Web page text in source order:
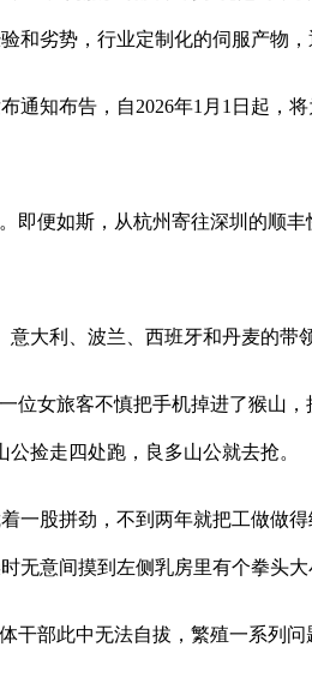
劣势，行业定制化的伺服产物
知布告，自2026年1月1日起，
便如斯，从杭州寄往深圳的顺丰
利、波兰、西班牙和丹麦的带
女旅客不慎把手机掉进了猴山
捡走四处跑，良多山公就去抢。
股拼劲，不到两年就把工做做
意间摸到左侧乳房里有个拳头大
部此中无法自拔，繁殖一系列问